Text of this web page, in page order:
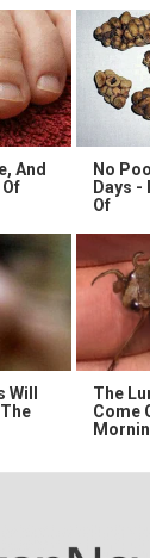
And
No
Days -
Of
The
Come